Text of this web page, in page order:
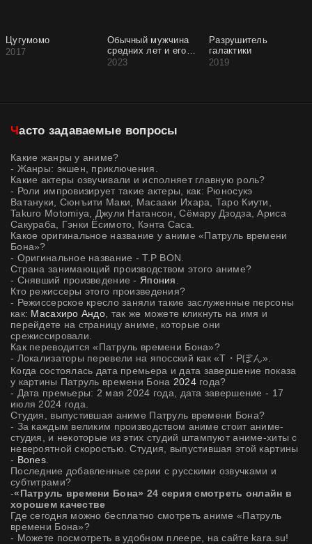
Цугумомо
2017
Обычный мужчина
средних лет и его
журнал активности в
2023
Разрушитель
галактики
2019
Часто задаваемые вопросы
Какие жанры у аниме?
- Жанры: экшен, приключения.
Какие актеры озвучивали и исполняет главную роль?
- Роли импровизирует такие актеры, как: Рюносукэ
Ватануки, Сюнъити Маки, Масааки Ихара, Таро Киути,
Takuro Motomiya, Джули Натансон, Сёмару Дзодза, Ариса
Сакураба, Гэнки Ёсимото, Кэнта Саса.
Какое оригинальное название у аниме «Патруль времени
Бона»?
- Оригинальное название - T.P BON.
Страна занимающий производством этого аниме?
- Снявший произведение - Япония
Кто режиссеры этого произведения?
- Режиссерское кресло заняли такие заслуженные персоны
как: Масахиро Андо , так же можете кликнуть на имя и
перейдете на страницу аниме, которые они
срежиссировали.
Как переводится «Патруль времени Бона»?
- Локализаторы перевели на япосский как «T・Pぼん».
Когда состоялась дата премьера и дата завершение показа
у картины Патруль времени Бона 2024года?
- Дата премьеры: 2 мая 2024 года, дата завершение - 17
июля 2024 года.
Студия, выпустившая аниме Патруль времени Бона?
- За каждым великим производством аниме стоит аниме-
студия, и некоторые из этих студий штампуют аниме-хиты с
невероятной скоростью. Студия, выпустившая этой картины
- Bones.
Последние добавленные серии с русскими озвучками и
субтитрами?
-«Патруль времени Бона» 24 серия смотреть онлайн в
хорошем качестве
Где сегодня можно бесплатно смотреть аниме «Патруль
времени Бона»?
- Можете посмотреть в удобном плеере, на сайте kara.su!